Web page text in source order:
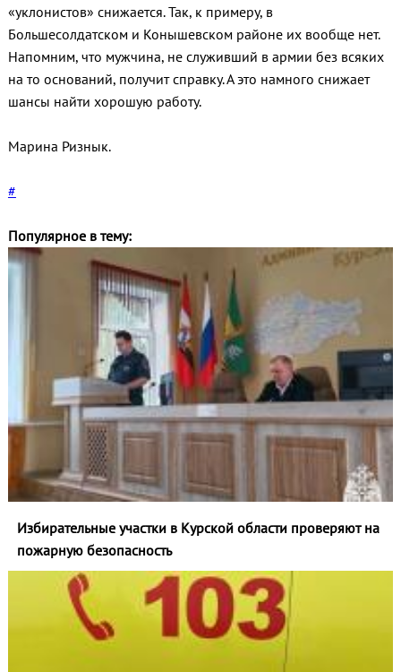
«уклонистов» снижается. Так, к примеру, в
Большесолдатском и Конышевском районе их вообще нет.
Напомним, что мужчина, не служивший в армии без всяких
на то оснований, получит справку. А это намного снижает
шансы найти хорошую работу.
Марина Ризнык.
#
Популярное в тему:
Избирательные участки в Курской области проверяют на
пожарную безопасность